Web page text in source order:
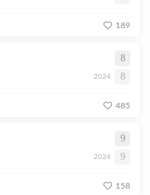
189
8
2024 8
485
9
2024 9
158